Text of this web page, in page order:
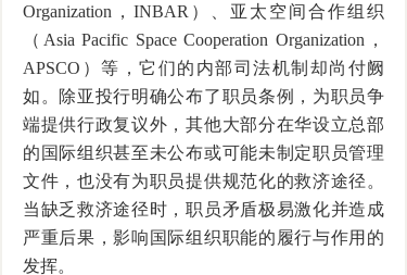
Organization ， INBAR ）、亚太空间合作组织
（ Asia Pacific Space Cooperation Organization ，
APSCO ）等，它们的内部司法机制却尚付阙
如。除亚投行明确公布了职员条例，为职员争
端提供行政复议外，其他大部分在华设立总部
的国际组织甚至未公布或可能未制定职员管理
文件，也没有为职员提供规范化的救济途径。
当缺乏救济途径时，职员矛盾极易激化并造成
严重后果，影响国际组织职能的履行与作用的
发挥。